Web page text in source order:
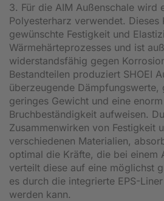
3. Für die AIM Außenschale wird
Polyesterharz verwendet.
gewünschte Festigkeit und
Wärmehärteprozesses und ist
widerstandsfähig gegen
Bestandteilen produziert SHOEI
überzeugende Dämpfungswerte,
geringes Gewicht und eine
Bruchbeständigkeit aufweisen.
Zusammenwirken von Festigkeit
verschiedenen Materialien,
optimal die Kräfte, die bei einem
verteilt diese auf eine möglichst
es durch die integrierte EPS-
werden kann.